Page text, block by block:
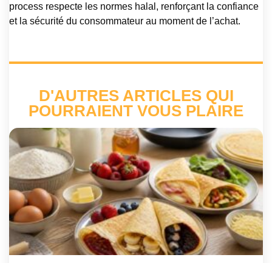
process respecte les normes halal, renforçant la confiance
et la sécurité du consommateur au moment de l’achat.
D'AUTRES ARTICLES QUI
POURRAIENT VOUS PLAIRE